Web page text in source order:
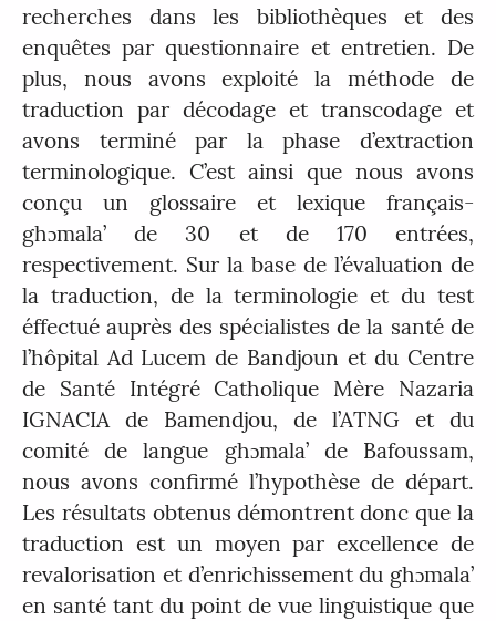
recherches dans les bibliothèques et des
enquêtes par questionnaire et entretien. De
plus, nous avons exploité la méthode de
traduction par décodage et transcodage et
avons terminé par la phase d’extraction
terminologique. C’est ainsi que nous avons
conçu un glossaire et lexique français-
ghɔmala’ de 30 et de 170 entrées,
respectivement. Sur la base de l’évaluation de
la traduction, de la terminologie et du test
éffectué auprès des spécialistes de la santé de
l’hôpital Ad Lucem de Bandjoun et du Centre
de Santé Intégré Catholique Mère Nazaria
IGNACIA de Bamendjou, de l’ATNG et du
comité de langue ghɔmala’ de Bafoussam,
nous avons confirmé l’hypothèse de départ.
Les résultats obtenus démontrent donc que la
traduction est un moyen par excellence de
revalorisation et d’enrichissement du ghɔmala’
en santé tant du point de vue linguistique que